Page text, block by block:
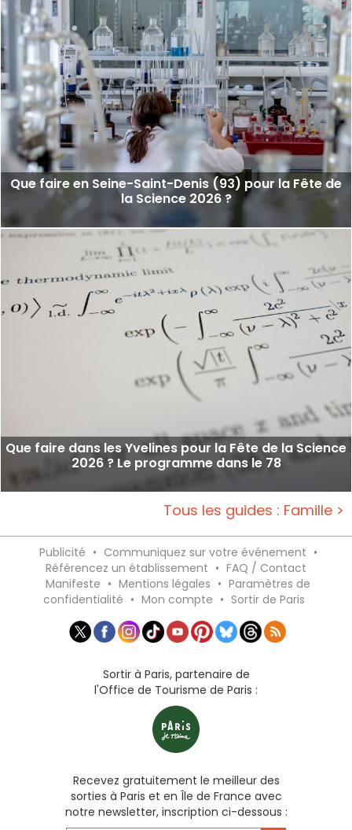
Que faire en Seine-Saint-Denis (93) pour la Fête de
la Science 2026 ?
Que faire dans les Yvelines pour la Fête de la Science
2026 ? Le programme dans le 78
Tous les guides : Famille >
Publicité • Communiquez sur votre événement •
Référencez un établissement • FAQ / Contact
Manifeste • Mentions légales • Paramètres de
confidentialité • Mon compte • Sortir de Paris
Sortir à Paris, partenaire de
l'Office de Tourisme de Paris :
Recevez gratuitement le meilleur des
sorties à Paris et en Île de France avec
notre newsletter, inscription ci-dessous :